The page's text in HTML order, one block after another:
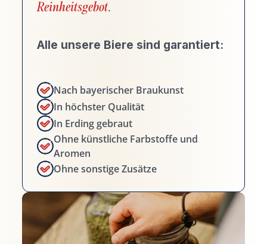
Reinheitsgebot.
Alle unsere Biere sind garantiert:
Nach bayerischer Braukunst
In höchster Qualität
In Erding gebraut
Ohne künstliche Farbstoffe und
Aromen
Ohne sonstige Zusätze